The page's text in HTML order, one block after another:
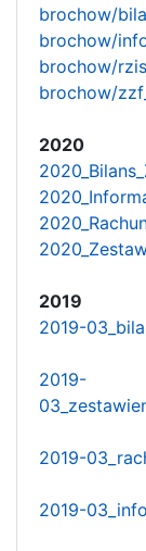
brochow/
brochow/
brochow/
brochow/
2020
2019
2019-
2019-
2019-
2019-